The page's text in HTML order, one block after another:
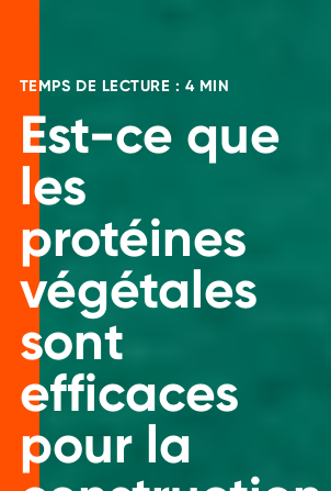
TEMPS DE LECTURE : 4 MIN
Est-ce que
les
protéines
végétales
sont
efficaces
pour la